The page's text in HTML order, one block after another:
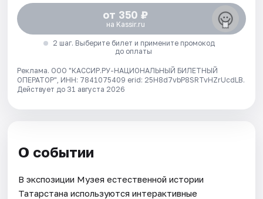
от 350 ₽
на Kassir.ru
2 шаг. Выберите билет и примените промокод
до оплаты
Реклама. ООО "КАССИР.РУ-НАЦИОНАЛЬНЫЙ БИЛЕТНЫЙ
ОПЕРАТОР", ИНН: 7841075409 erid: 25H8d7vbP8SRTvHZrUcdLB.
Действует до 31 августа 2026
О событии
В экспозиции Музея естественной истории
Татарстана используются интерактивные